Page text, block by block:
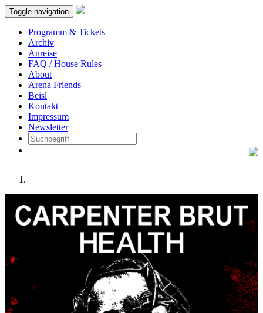
Toggle navigation
Programm & Tickets
Archiv
Anreise
FAQ / House Rules
About
Arena Friends
Beisl
Kontakt
Impressum
Newsletter